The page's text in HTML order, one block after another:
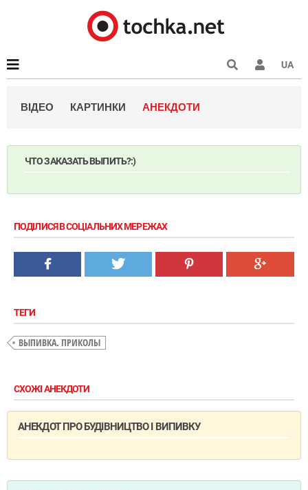
UA
ВІДЕО КАРТИНКИ АНЕКДОТИ
ЧТО ЗАКАЗАТЬ ВЫПИТЬ?:)
ПОДІЛИСЯ В СОЦІАЛЬНИХ МЕРЕЖАХ
ТЕГИ
ВЫПИВКА. ПРИКОЛЫ
СХОЖІ АНЕКДОТИ
АНЕКДОТ ПРО БУДІВНИЦТВО І ВИПИВКУ